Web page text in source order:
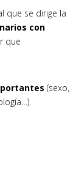
que se dirige la
con
que
(sexo,